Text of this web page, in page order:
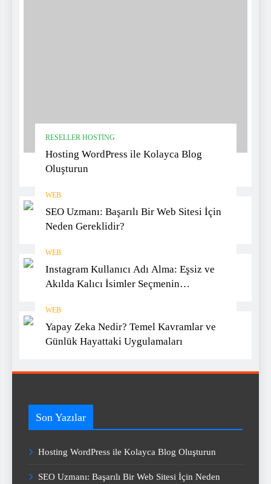
RESELLER HOSTING
Hosting WordPress ile Kolayca Blog
Oluşturun
WEB
SEO Uzmanı: Başarılı Bir Web Sitesi İçin
Neden Gereklidir?
WEB
Instagram Kullanıcı Adı Alma: Eşsiz ve
Akılda Kalıcı İsimler Seçmenin
WEB
Yapay Zeka Nedir? Temel Kavramlar ve
Günlük Hayattaki Uygulamaları
Son Yazılar
Hosting WordPress ile Kolayca Blog Oluşturun
SEO Uzmanı: Başarılı Bir Web Sitesi İçin Neden